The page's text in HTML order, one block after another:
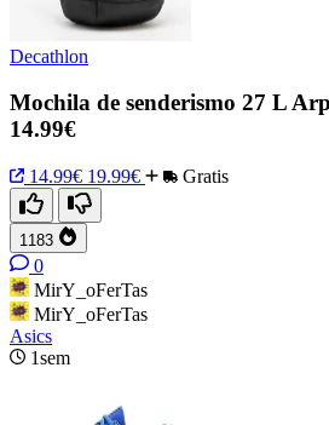
Decathlon
Mochila de senderismo 27 L
14.99€
14.99€ 19.99€ Gratis
1183
0
MirY_oFerTas
MirY_oFerTas
Asics
1sem